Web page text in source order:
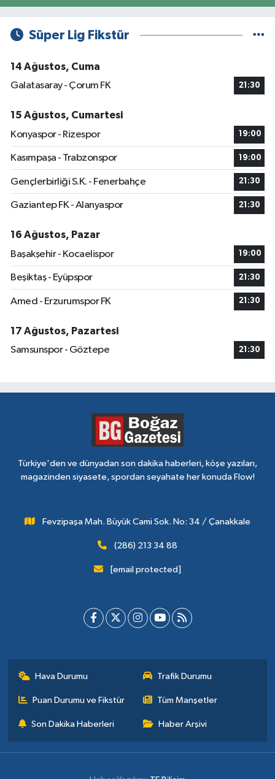
Süper Lig Fikstür
14 Ağustos, Cuma
Galatasaray - Çorum FK
21:30
15 Ağustos, Cumartesi
Konyaspor - Rizespor
19:00
Kasımpaşa - Trabzonspor 19:00
Gençlerbirliği S.K. - Fenerbahçe 21:30
Gaziantep FK - Alanyaspor 21:30
16 Ağustos, Pazar
Başakşehir - Kocaelispor
19:00
Beşiktaş - Eyüpspor 21:30
Amed - Erzurumspor FK 21:30
17 Ağustos, Pazartesi
Samsunspor - Göztepe
21:30
Türkiye'den ve dünyadan son dakika haberleri, köşe yazıları,
magazinden siyasete, spordan seyahate her konuda Flow!
Fevzipaşa Mah. Büyük Cami Sok. No: 34 / Çanakkale
(286) 213 34 88
[email protected]
Hava Durumu Trafik Durumu
Puan Durumu ve Fikstür Tüm Manşetler
Son Dakika Haberleri Haber Arşivi